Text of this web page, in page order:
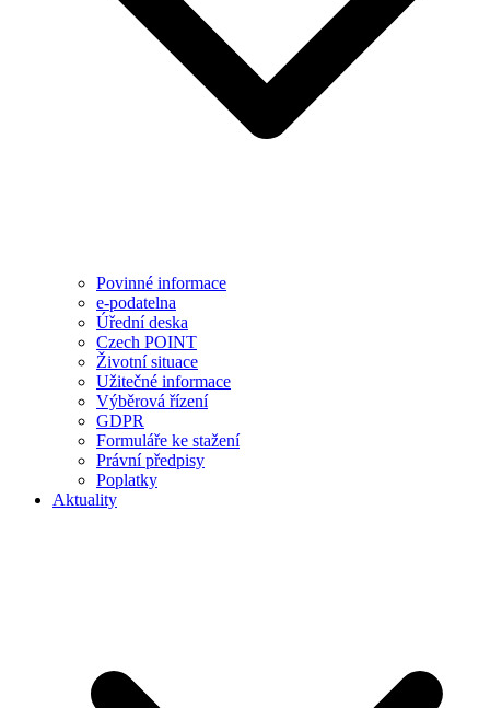
Povinné informace
e-podatelna
Úřední deska
Czech POINT
Životní situace
Užitečné informace
Výběrová řízení
GDPR
Formuláře ke stažení
Právní předpisy
Poplatky
Aktuality